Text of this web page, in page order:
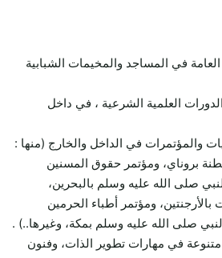
في المساجد والمخيمات الشبابية
العلمية الشرعية ، في داخل
والمؤتمرات في الداخل والخارج (منها :
بروناي، ومؤتمر حقوق المسنين
صلى الله عليه وسلم بالبحرين،
بالأرجنتين، ومؤتمر أطباء الحرمين
صلى الله عليه وسلم بمكة، وغيرها..) .
في مهارات تطوير الذات، وفنون